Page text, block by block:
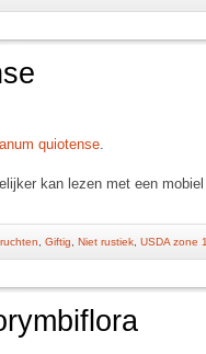
quiotense.
kan lezen met een
Giftig Niet rustiek USDA zone